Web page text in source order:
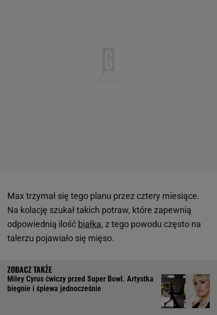
Max trzymał się tego planu przez cztery miesiące.
Na kolację szukał takich potraw, które zapewnią
odpowiednią ilość białka, z tego powodu często na
talerzu pojawiało się mięso.
Miley Cyrus ćwiczy przed Super Bowl. Artystka
biegnie i śpiewa jednocześnie